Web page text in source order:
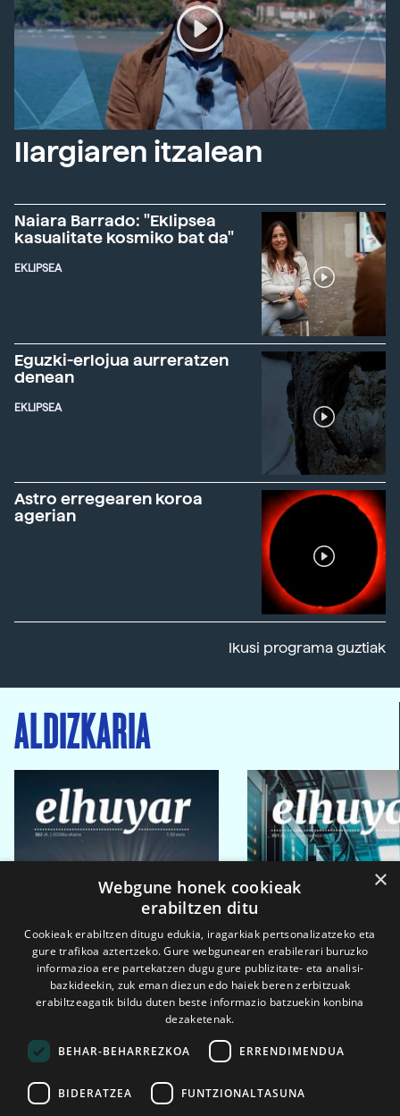
Ilargiaren itzalean
Naiara Barrado: "Eklipsea
kasualitate kosmiko bat da"
EKLIPSEA
Eguzki-erlojua aurreratzen
denean
EKLIPSEA
Astro erregearen koroa
agerian
Ikusi programa guztiak
ALDIZKARIA
2026ko eka. 1a 2026ko mar. 1a
×
Webgune honek cookieak
erabiltzen ditu
Cookieak erabiltzen ditugu edukia, iragarkiak pertsonalizatzeko eta
gure trafikoa aztertzeko. Gure webgunearen erabilerari buruzko
informazioa ere partekatzen dugu gure publizitate- eta analisi-
bazkideekin, zuk eman diezun edo haiek beren zerbitzuak
erabiltzeagatik bildu duten beste informazio batzuekin konbina
dezaketenak.
BEHAR-BEHARREZKOA ERRENDIMENDUA
BIDERATZEA FUNTZIONALTASUNA